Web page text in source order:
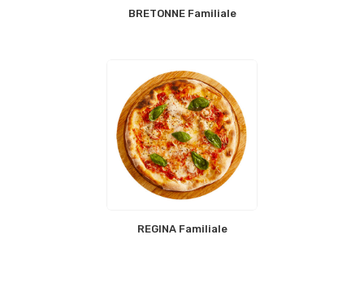
BRETONNE Familiale
REGINA Familiale